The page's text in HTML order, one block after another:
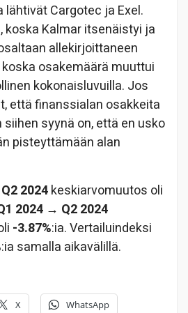
Cargotec ja Exel.
koska Kalmar itsenäistyi ja
allekirjoittaneen
osakemäärä muuttui
kokonaisluvuilla. Jos
että finanssialan osakkeita
syynä on, että en usko
pisteyttämään alan
2024keskiarvomuutos oli
2024 → Q2 2024
-3.87%:ia. Vertailuindeksi
:ia samalla aikavälillä.
X WhatsApp